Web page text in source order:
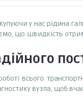
у нас рідина
що швидкість
всього
вузла, щоб